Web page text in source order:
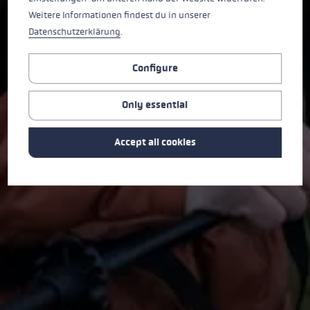
Weitere Informationen findest du in unserer
Datenschutzerklärung.
Configure
Only essential
Accept all cookies